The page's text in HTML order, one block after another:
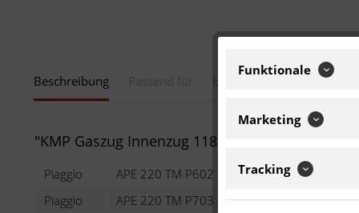
Beschreibung
"KMP Gaszug Innenzug 118635"
Piaggio APE 220 TM P602
Piaggio
APE 220 TM P703 / V FL2 220
Funktionale
Marketing
Tracking